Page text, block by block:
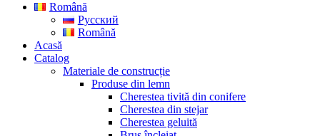
Română
Русский
Română
Acasă
Catalog
Materiale de construcție
Produse din lemn
Cherestea tivită din conifere
Cherestea din stejar
Cherestea geluită